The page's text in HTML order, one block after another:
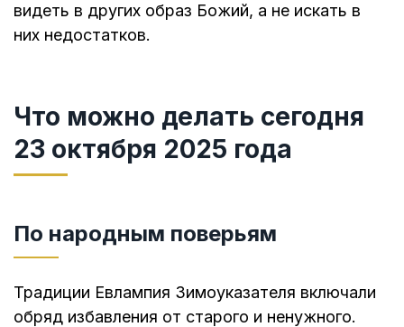
видеть в других образ Божий, а не искать в
них недостатков.
Что можно делать сегодня
23 октября 2025 года
По народным поверьям
Традиции Евлампия Зимоуказателя включали
обряд избавления от старого и ненужного.